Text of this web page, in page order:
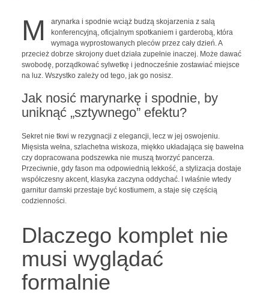
M
arynarka i spodnie wciąż budzą skojarzenia z salą
konferencyjną, oficjalnym spotkaniem i garderobą, która
wymaga wyprostowanych pleców przez cały dzień. A
przecież dobrze skrojony duet działa zupełnie inaczej. Może dawać
swobodę, porządkować sylwetkę i jednocześnie zostawiać miejsce
na luz. Wszystko zależy od tego, jak go nosisz.
Jak nosić marynarkę i spodnie, by
uniknąć „sztywnego” efektu?
Sekret nie tkwi w rezygnacji z elegancji, lecz w jej oswojeniu.
Mięsista wełna, szlachetna wiskoza, miękko układająca się bawełna
czy dopracowana podszewka nie muszą tworzyć pancerza.
Przeciwnie, gdy fason ma odpowiednią lekkość, a stylizacja dostaje
współczesny akcent, klasyka zaczyna oddychać. I właśnie wtedy
garnitur damski przestaje być kostiumem, a staje się częścią
codzienności.
Dlaczego komplet nie
musi wyglądać
formalnie